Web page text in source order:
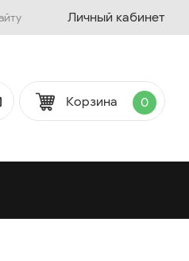
Личный кабинет
Корзина 0